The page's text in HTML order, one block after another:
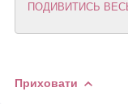
ПОДИВИТИСЬ
Приховати